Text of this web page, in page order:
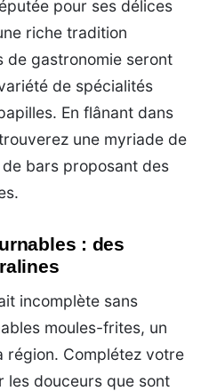
pour ses délices
riche tradition
de gastronomie seront
de spécialités
En flânant dans
une myriade de
bars proposant des
: des
incomplète sans
moules-frites, un
région. Complétez votre
les douceurs que sont